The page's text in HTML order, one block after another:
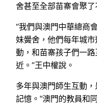
舍甚至全部苗寨會聚了
“我們與澳門中華總商
妹黌舍，他們每年城
動，和苗寨孩子們一
近。”王中權說。
多年與澳門師生互動
記憶。“澳門的教員和